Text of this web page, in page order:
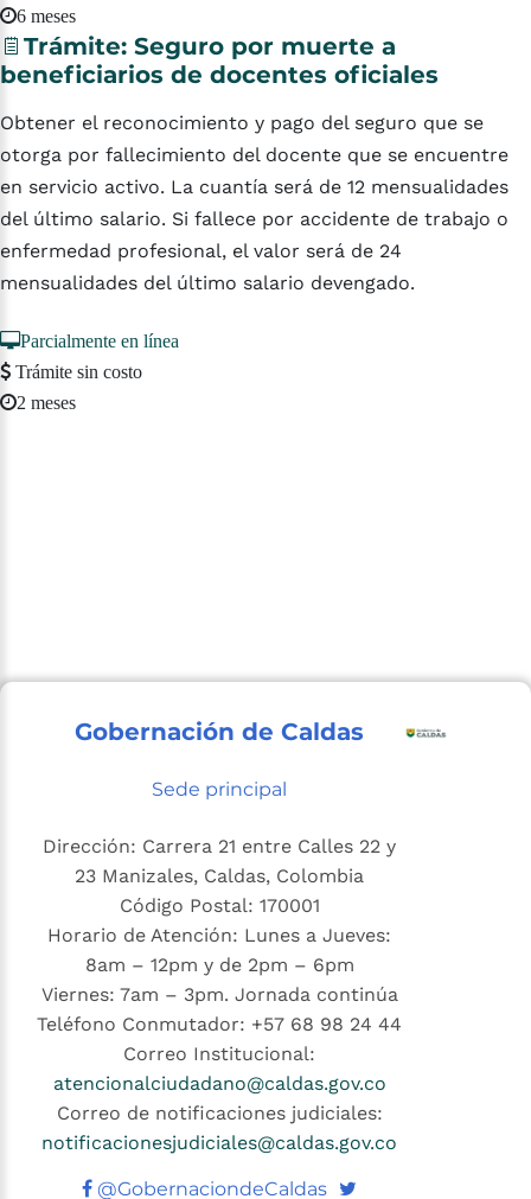
6 meses
Trámite: Seguro por muerte a
beneficiarios de docentes oficiales
Obtener el reconocimiento y pago del seguro que se
otorga por fallecimiento del docente que se encuentre
en servicio activo. La cuantía será de 12 mensualidades
del último salario. Si fallece por accidente de trabajo o
enfermedad profesional, el valor será de 24
mensualidades del último salario devengado.
Parcialmente en línea
Trámite sin costo
2 meses
Gobernación de Caldas
Sede principal
Dirección: Carrera 21 entre Calles 22 y
23 Manizales, Caldas, Colombia
Código Postal: 170001
Horario de Atención: Lunes a Jueves:
8am – 12pm y de 2pm – 6pm
Viernes: 7am – 3pm. Jornada continúa
Teléfono Conmutador: +57 68 98 24 44
Correo Institucional:
atencionalciudadano@caldas.gov.co
Correo de notificaciones judiciales:
notificacionesjudiciales@caldas.gov.co
@GobernaciondeCaldas Twitter